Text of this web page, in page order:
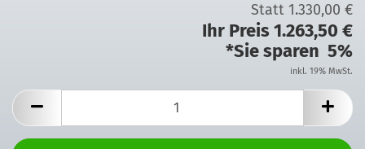
Statt 1.330,00 €
Ihr Preis 1.263,50 €
*Sie sparen 5%
inkl. 19% MwSt.